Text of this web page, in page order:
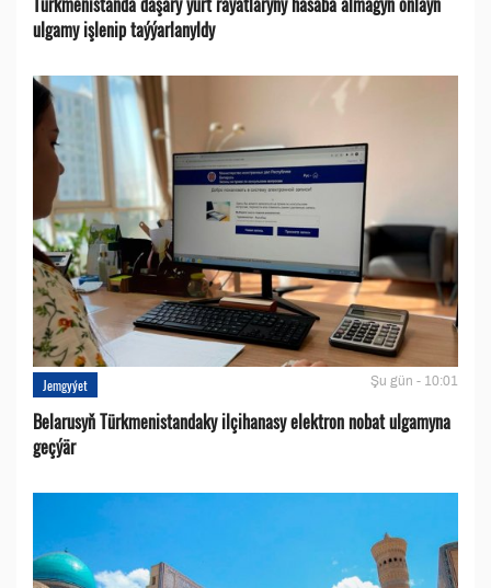
ulgamy işlenip taýýarlanyldy
Jemgyýet Şu gün - 10:01
Belarusyň Türkmenistandaky ilçihanasy elektron nobat ulgamyna
geçýär